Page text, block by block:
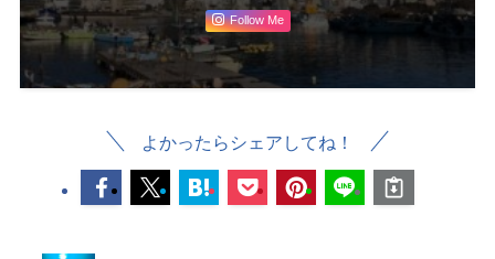
Follow Me
よかったらシェアしてね！